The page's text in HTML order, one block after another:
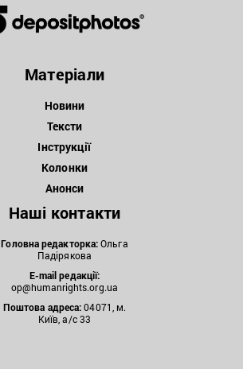
Матеріали
Новини
Тексти
Інструкції
Колонки
Анонси
Наші контакти
Головна редакторка:Ольга
Падірякова
E-mail редакції:
op@humanrights.org.ua
Поштова адреса:04071, м.
Київ, а/с 33